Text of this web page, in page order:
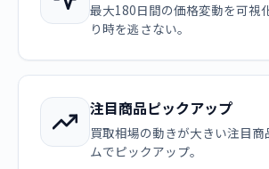
最大180日間の価格変動を可視
り時を逃さない。
注目商品ピックアップ
買取相場の動きが大きい注目商
ムでピックアップ。